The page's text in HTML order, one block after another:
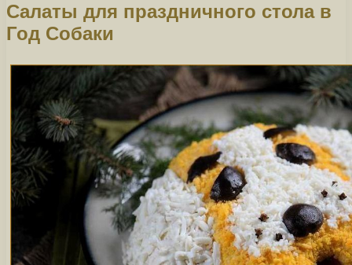
Салаты для праздничного стола в
Год Собаки